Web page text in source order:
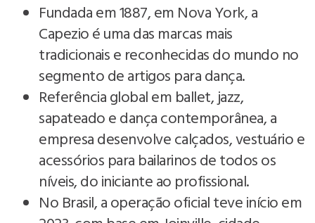
Fundada em 1887, em Nova York, a
Capezio é uma das marcas mais
tradicionais e reconhecidas do mundo no
segmento de artigos para dança.
Referência global em ballet, jazz,
sapateado e dança contemporânea, a
empresa desenvolve calçados, vestuário e
acessórios para bailarinos de todos os
níveis, do iniciante ao profissional.
No Brasil, a operação oficial teve início em